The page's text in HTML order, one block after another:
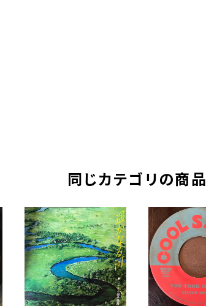
同じカテゴリの商品